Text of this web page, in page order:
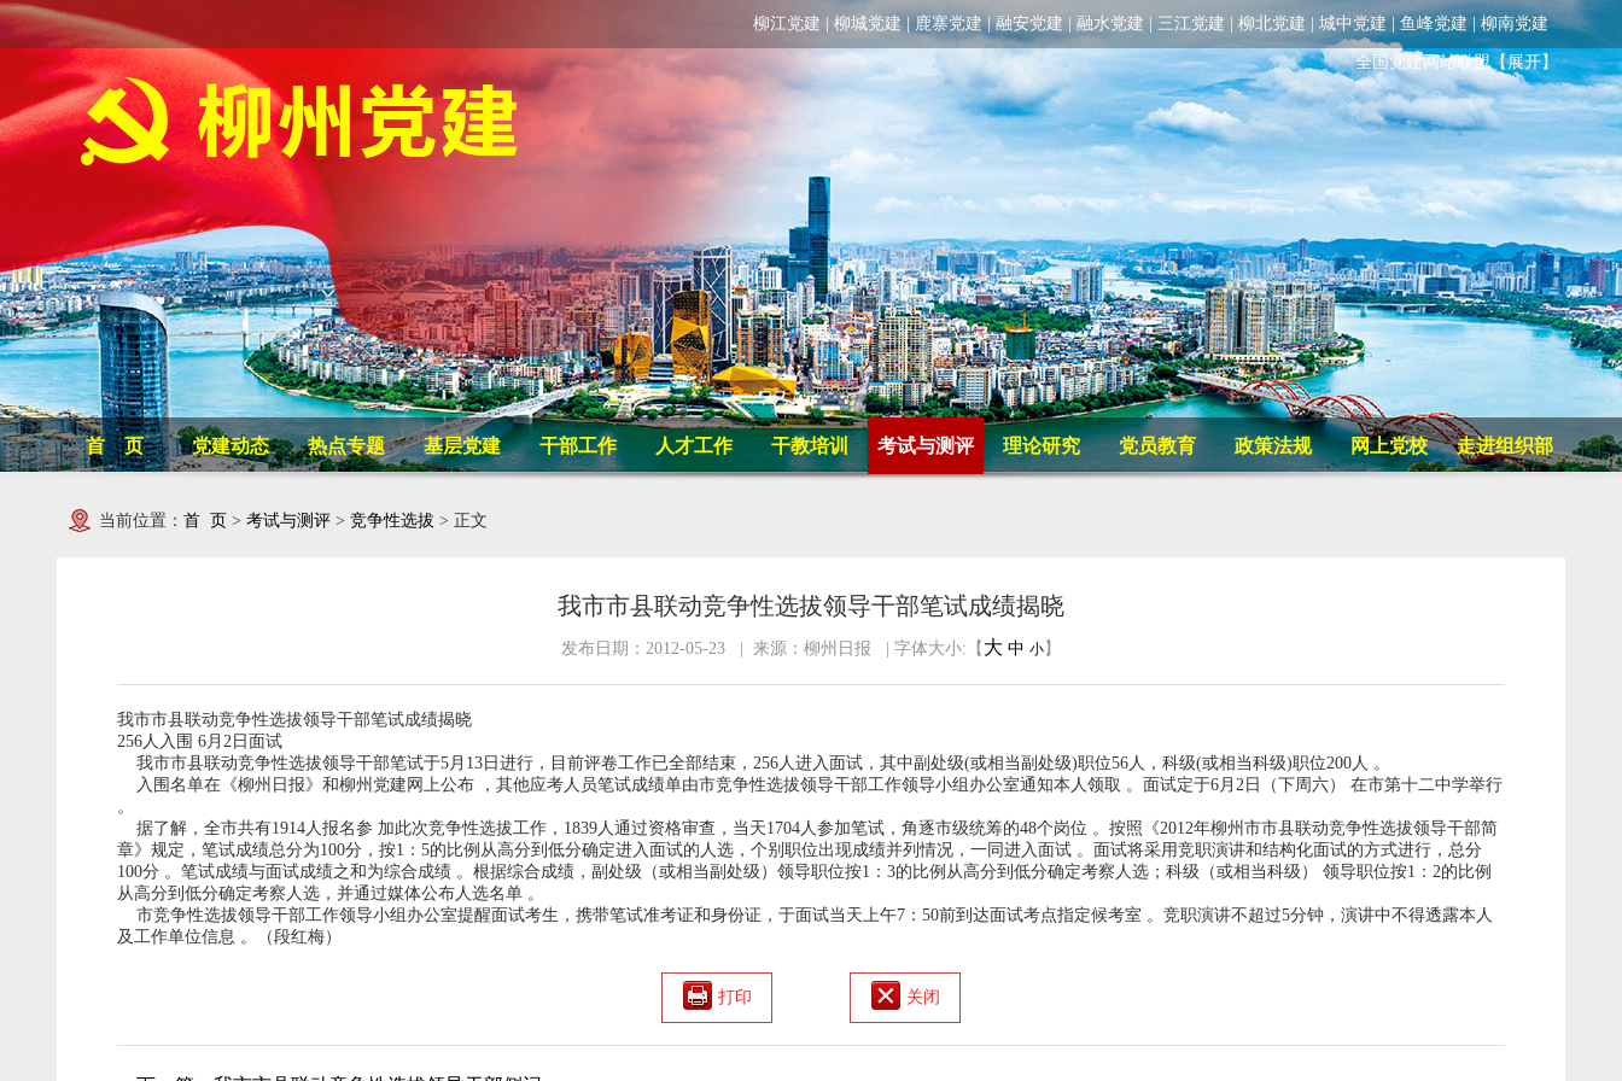
柳江党建 柳城党建 鹿寨党建 | 融安党建 融水党建 三江党建 柳北党建 城中党建 | 鱼峰党建 | 柳南党建
全国党建网站联盟【展开】
首 页 党建动态 热点专题 基层党建 干部工作 人才工作 干教培训 考试与测评 理论研究 党员教育 政策法规 网上党校 走进组织部
当前位置： 首 页 > 考试与测评 > 竞争性选拔 > 正文
我市市县联动竞争性选拔领导干部笔试成绩揭晓
发布日期：2012-05-23 | 来源：柳州日报 | 字体大小:【 大 中 小 】
我市市县联动竞争性选拔领导干部笔试成绩揭晓
256人入围 6月2日面试
我市市县联动竞争性选拔领导干部笔试于5月13日进行，目前评卷工作已全部结束，256人进入面试，其中副处级(或相当副处级)职位56人，科级(或相当科级)职位200人 。
入围名单在《柳州日报》和柳州党建网上公布 ，其他应考人员笔试成绩单由市竞争性选拔领导干部工作领导小组办公室通知本人领取 。面试定于6月2日（下周六） 在市第十二中学举行
。
据了解，全市共有1914人报名参 加此次竞争性选拔工作，1839人通过资格审查，当天1704人参加笔试，角逐市级统筹的48个岗位 。按照《2012年柳州市市县联动竞争性选拔领导干部简
章》规定，笔试成绩总分为100分，按1：5的比例从高分到低分确定进入面试的人选，个别职位出现成绩并列情况，一同进入面试 。面试将采用竞职演讲和结构化面试的方式进行，总分
100分 。笔试成绩与面试成绩之和为综合成绩 。根据综合成绩，副处级（或相当副处级）领导职位按1：3的比例从高分到低分确定考察人选；科级（或相当科级） 领导职位按1：2的比例
从高分到低分确定考察人选，并通过媒体公布人选名单 。
市竞争性选拔领导干部工作领导小组办公室提醒面试考生，携带笔试准考证和身份证，于面试当天上午7：50前到达面试考点指定候考室 。竞职演讲不超过5分钟，演讲中不得透露本人
及工作单位信息 。（段红梅）
打印 关闭